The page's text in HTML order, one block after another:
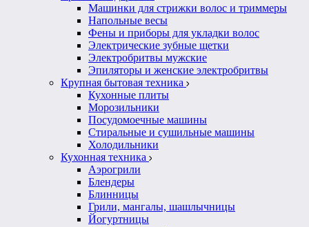
Машинки для стрижки волос и триммеры
Напольные весы
Фены и приборы для укладки волос
Электрические зубные щетки
Электробритвы мужские
Эпиляторы и женские электробритвы
Крупная бытовая техника
Кухонные плиты
Морозильники
Посудомоечные машины
Стиральные и сушильные машины
Холодильники
Кухонная техника
Аэрогрили
Блендеры
Блинницы
Грили, мангалы, шашлычницы
Йогуртницы